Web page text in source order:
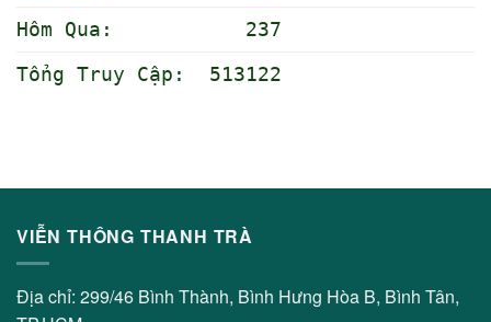
Hôm Qua: 237
Tổng Truy Cập: 513122
VIỄN THÔNG THANH TRÀ
Địa chỉ: 299/46 Bình Thành, Bình Hưng Hòa B, Bình Tân,